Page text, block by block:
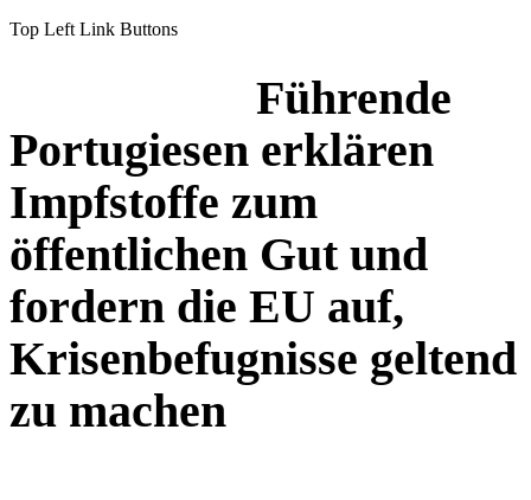
Top Left Link Buttons
Führende
Portugiesen erklären
Impfstoffe zum
öffentlichen Gut und
fordern die EU auf,
Krisenbefugnisse geltend
zu machen